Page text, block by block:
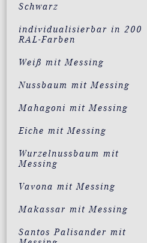
Schwarz
individualisierbar in 200
RAL-Farben
Weiß mit Messing
Nussbaum mit Messing
Mahagoni mit Messing
Eiche mit Messing
Wurzelnussbaum mit
Messing
Vavona mit Messing
Makassar mit Messing
Santos Palisander mit